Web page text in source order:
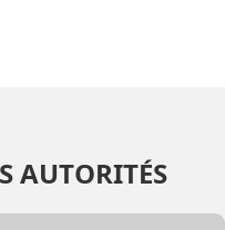
AUTORITÉS